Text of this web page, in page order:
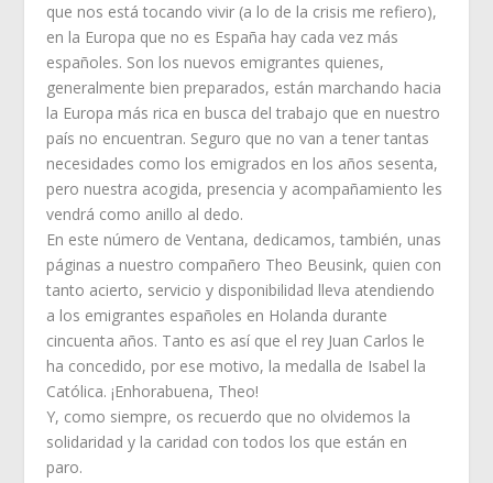
que nos está tocando vivir (a lo de la crisis me refiero),
en la Europa que no es España hay cada vez más
españoles. Son los nuevos emigrantes quienes,
generalmente bien preparados, están marchando hacia
la Europa más rica en busca del trabajo que en nuestro
país no encuentran. Seguro que no van a tener tantas
necesidades como los emigrados en los años sesenta,
pero nuestra acogida, presencia y acompañamiento les
vendrá como anillo al dedo.
En este número de Ventana, dedicamos, también, unas
páginas a nuestro compañero Theo Beusink, quien con
tanto acierto, servicio y disponibilidad lleva atendiendo
a los emigrantes españoles en Holanda durante
cincuenta años. Tanto es así que el rey Juan Carlos le
ha concedido, por ese motivo, la medalla de Isabel la
Católica. ¡Enhorabuena, Theo!
Y, como siempre, os recuerdo que no olvidemos la
solidaridad y la caridad con todos los que están en
paro.